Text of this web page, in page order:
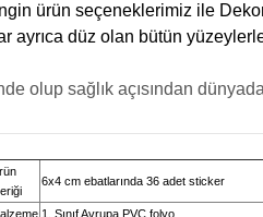
ürün seçeneklerimiz ile
ayrıca düz olan bütün
olup sağlık açısından
6x4 cm ebatlarında 36 adet sticker
1. Sınıf Avrupa PVC folyo